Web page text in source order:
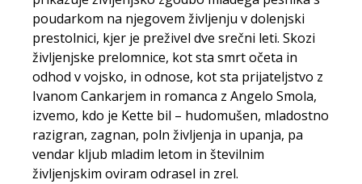
poudarkom na njegovem življenju v dolenjski
prestolnici, kjer je preživel dve srečni leti. Skozi
življenjske prelomnice, kot sta smrt očeta in
odhod v vojsko, in odnose, kot sta prijateljstvo z
Ivanom Cankarjem in romanca z Angelo Smola,
izvemo, kdo je Kette bil – hudomušen, mladostno
razigran, zagnan, poln življenja in upanja, pa
vendar kljub mladim letom in številnim
življenjskim oviram odrasel in zrel.